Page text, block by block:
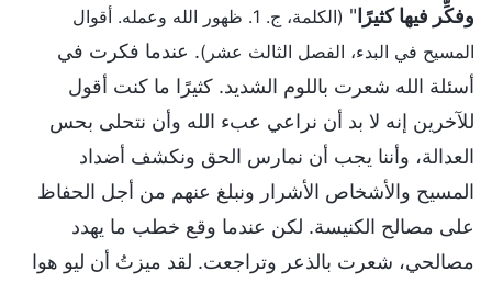
وفكِّر فيها كثيرًا"
(الكلمة، ج. 1. ظهور الله وعمله. أقوال
المسيح في البدء، الفصل الثالث عشر). عندما فكرت في
أسئلة الله شعرت باللوم الشديد. كثيرًا ما كنت أقول
للآخرين إنه لا بد أن نراعي عبء الله وأن نتحلى بحس
العدالة، وأننا يجب أن نمارس الحق ونكشف أضداد
المسيح والأشخاص الأشرار ونبلغ عنهم من أجل الحفاظ
على مصالح الكنيسة. لكن عندما وقع خطب ما يهدد
مصالحي، شعرت بالذعر وتراجعت. لقد ميزتُ أن ليو هوا